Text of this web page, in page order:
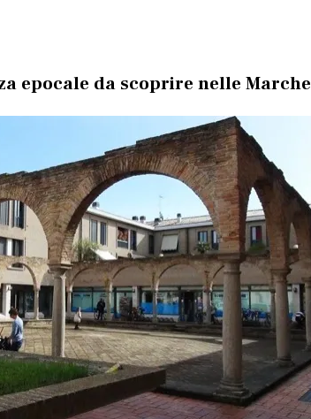
epocale da scoprire nelle Marche